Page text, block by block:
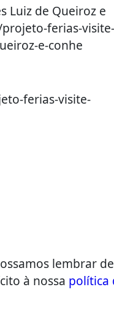
Luiz de Queiroz e
ferias-visite-
e-conhe
ferias-visite-
lembrar
à nossa política